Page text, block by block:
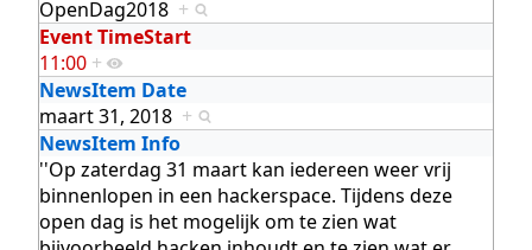
OpenDag2018 +
Event TimeStart
11:00 +
NewsItem Date
maart 31, 2018 +
NewsItem Info
''Op zaterdag 31 maart kan iedereen weer vrij
binnenlopen in een hackerspace. Tijdens deze
open dag is het mogelijk om te zien wat